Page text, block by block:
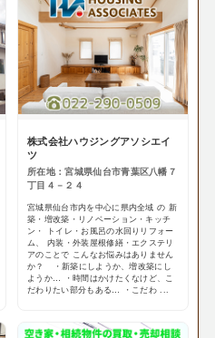
株式会社ハウジングアソシエイ
ツ
所在地：宮城県仙台市青葉区八幡７
丁目４－２４
宮城県仙台市内を中心に県内全域 の 新
築・増改築・リノベーション・キッチ
ン・ トイレ・お風呂の水回りリフォー
ム、 内装・外装屋根修繕・エクステリ
アのことで こんなお悩みはありません
か？ ・新築にしようか、増改築にし
ようか… ・時間はかけたくなけど、こ
だわりたい部分もある… ・こだわ ...